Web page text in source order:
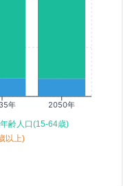
年 2050年
齢人口(15-64歳)
以上)